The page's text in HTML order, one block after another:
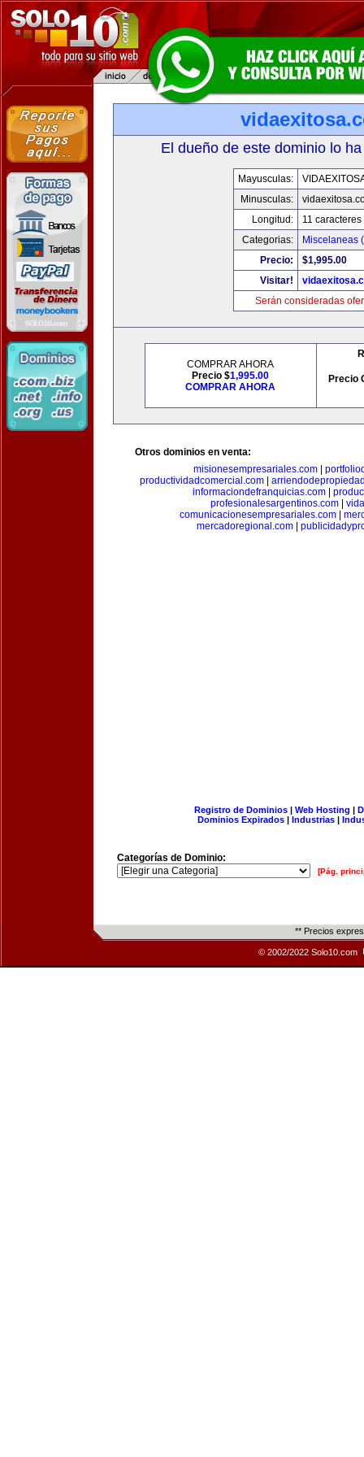
El dueño de este dominio lo
Mayusculas:
Minusculas:
Longitud:
11 caracteres
Categorias:
Miscelaneas
Precio:
$1,995.00
Visitar!
Serán consideradas
COMPRAR AHORA
Precio $1,995.00
COMPRAR AHORA
Precio
Otros dominios en venta:
misionesempresariales.com
productividadcomercial.com
informaciondefranquicias.com
profesionalesargentinos.com|
comunicacionesempresariales.com
mercadoregional.com
Registro de Dominios| Web Hosting |
Dominios Expirados | Industrias |
Categorías de Dominio:
[Pág.
** Precios
© 2002/2022 Solo10.com